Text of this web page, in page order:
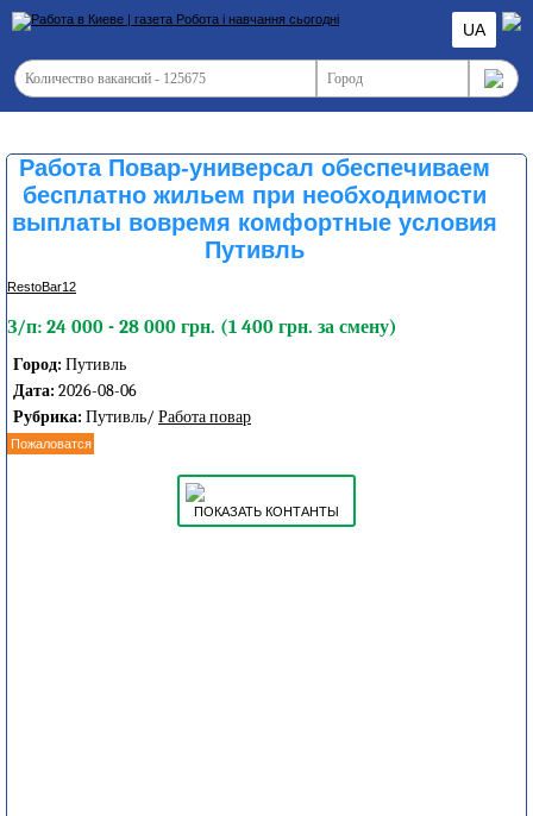
UA
Работа Повар-универсал обеспечиваем
бесплатно жильем при необходимости
выплаты вовремя комфортные условия
Путивль
RestoBar12
З/п: 24 000 - 28 000 грн. (1 400 грн. за смену)
Город: Путивль
Дата: 2026-08-06
Рубрика: Путивль/ Работа повар
Пожаловатся
ПОКАЗАТЬ КОНТАНТЫ